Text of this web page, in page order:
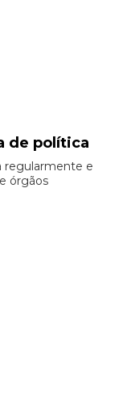
de política
regularmente e
órgãos